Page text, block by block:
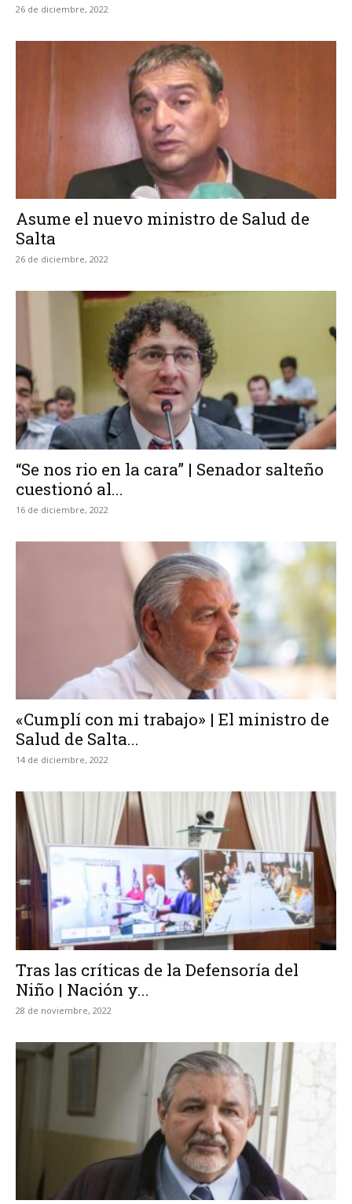
26 de diciembre, 2022
Asume el nuevo ministro de Salud de
Salta
26 de diciembre, 2022
“Se nos rio en la cara” | Senador salteño
cuestionó al...
16 de diciembre, 2022
«Cumplí con mi trabajo» | El ministro de
Salud de Salta...
14 de diciembre, 2022
Tras las críticas de la Defensoría del
Niño | Nación y...
28 de noviembre, 2022